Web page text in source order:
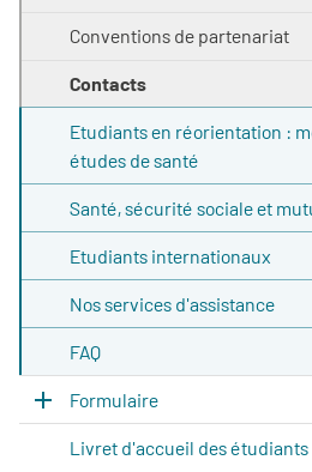
Conventions de partenariat
Contacts
Etudiants en réorientation :
études de santé
Santé, sécurité sociale et
Etudiants internationaux
Nos services d'assistance
FAQ
Formulaire
Livret d'accueil des étudiants